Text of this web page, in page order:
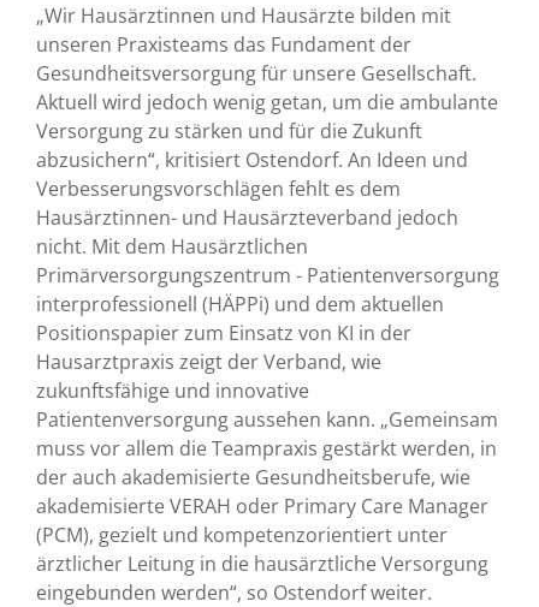
„Wir Hausärztinnen und Hausärzte bilden mit
unseren Praxisteams das Fundament der
Gesundheitsversorgung für unsere Gesellschaft.
Aktuell wird jedoch wenig getan, um die ambulante
Versorgung zu stärken und für die Zukunft
abzusichern“, kritisiert Ostendorf. An Ideen und
Verbesserungsvorschlägen fehlt es dem
Hausärztinnen- und Hausärzteverband jedoch
nicht. Mit dem Hausärztlichen
Primärversorgungszentrum - Patientenversorgung
interprofessionell (HÄPPi) und dem aktuellen
Positionspapier zum Einsatz von KI in der
Hausarztpraxis zeigt der Verband, wie
zukunftsfähige und innovative
Patientenversorgung aussehen kann. „Gemeinsam
muss vor allem die Teampraxis gestärkt werden, in
der auch akademisierte Gesundheitsberufe, wie
akademisierte VERAH oder Primary Care Manager
(PCM), gezielt und kompetenzorientiert unter
ärztlicher Leitung in die hausärztliche Versorgung
eingebunden werden“, so Ostendorf weiter.